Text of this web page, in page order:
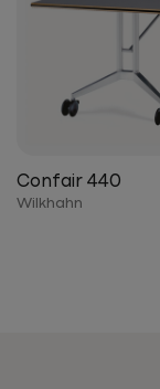
Confair 440
Wilkhahn